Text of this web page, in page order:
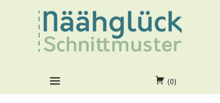
(0)